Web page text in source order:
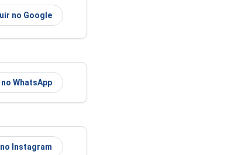
no Google
WhatsApp
Instagram